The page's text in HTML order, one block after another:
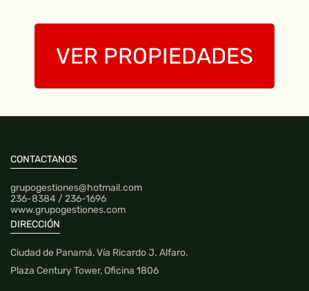
VER PROPIEDADES
CONTACTANOS
grupogestiones@hotmail.com
236-8384 / 236-1696
www.grupogestiones.com
DIRECCIÓN
Ciudad de Panamá, Vía Ricardo J. Alfaro.
Plaza Century Tower, Oficina 1806